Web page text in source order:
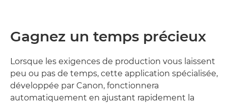
Gagnez un temps précieux
Lorsque les exigences de production vous laissent
peu ou pas de temps, cette application spécialisée,
développée par Canon, fonctionnera
automatiquement en ajustant rapidement la